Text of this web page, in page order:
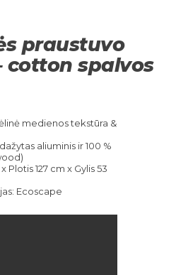
praustuvo
cotton spalvos
medienos tekstūra &
aliuminis ir 100 %
Plotis 127 cm x Gylis 53
Ecoscape